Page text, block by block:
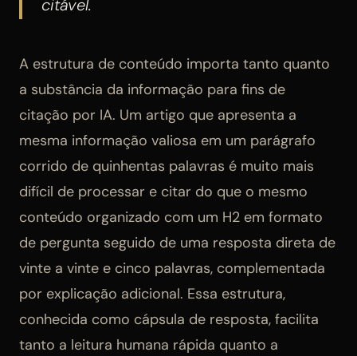
citável.
A estrutura de conteúdo importa tanto quanto
a substância da informação para fins de
citação por IA. Um artigo que apresenta a
mesma informação valiosa em um parágrafo
corrido de quinhentas palavras é muito mais
difícil de processar e citar do que o mesmo
conteúdo organizado com um H2 em formato
de pergunta seguido de uma resposta direta de
vinte a vinte e cinco palavras, complementada
por explicação adicional. Essa estrutura,
conhecida como cápsula de resposta, facilita
tanto a leitura humana rápida quanto a